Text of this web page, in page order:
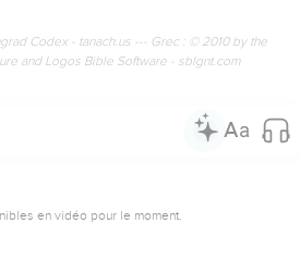
Codex - tanach.us --- Grec : © 2010 by the
and Logos Bible Software - sblgnt.com
en vidéo pour le moment.